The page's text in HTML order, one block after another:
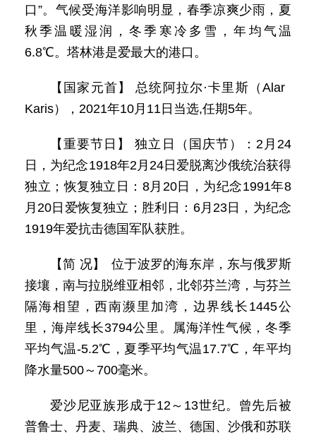
口”。气候受海洋影响明显，春季凉爽少雨，夏
秋季温暖湿润，冬季寒冷多雪，年均气温
6.8℃。塔林港是爱最大的港口。
【国家元首】 总统阿拉尔·卡里斯（Alar
Karis），2021年10月11日当选,任期5年。
【重要节日】 独立日（国庆节）：2月24
日，为纪念1918年2月24日爱脱离沙俄统治获得
独立；恢复独立日：8月20日，为纪念1991年8
月20日爱恢复独立；胜利日：6月23日，为纪念
1919年爱抗击德国军队获胜。
【简 况】 位于波罗的海东岸，东与俄罗斯
接壤，南与拉脱维亚相邻，北邻芬兰湾，与芬兰
隔海相望，西南濒里加湾，边界线长1445公
里，海岸线长3794公里。属海洋性气候，冬季
平均气温-5.2℃，夏季平均气温17.7℃，年平均
降水量500～700毫米。
爱沙尼亚族形成于12～13世纪。曾先后被
普鲁士、丹麦、瑞典、波兰、德国、沙俄和苏联